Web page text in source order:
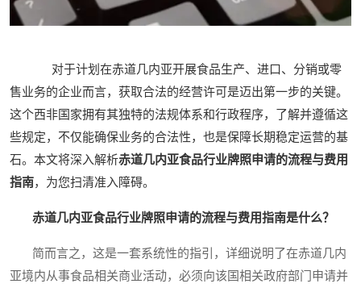
对于计划在赤道几内亚开展食品生产、进口、分销或零
售业务的企业而言，获取合法的经营许可是迈出第一步的关键。
这个西非国家拥有其独特的法规体系和行政程序，了解并遵循这
些规定，不仅能确保业务的合法性，也是保障长期稳定运营的基
石。本文将深入解析赤道几内亚食品行业牌照申请的流程与费用
指南，为您扫清准入障碍。
赤道几内亚食品行业牌照申请的流程与费用指南是什么？
简而言之，这是一套系统性的指引，详细说明了在赤道几内
亚境内从事食品相关商业活动，必须向该国相关政府部门申请并